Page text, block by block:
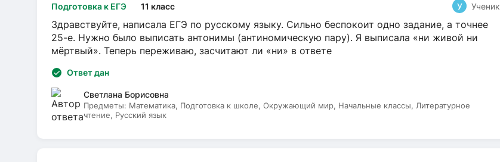
Подготовка к ЕГЭ 11 класс У Ученик
Здравствуйте, написала ЕГЭ по русскому языку. Сильно беспокоит одно задание, а точнее
25-е. Нужно было выписать антонимы (антиномическую пару). Я выписала «ни живой ни
мёртвый». Теперь переживаю, засчитают ли «ни» в ответе
Ответ дан
Светлана Борисовна
Предметы: Математика, Подготовка к школе, Окружающий мир, Начальные классы, Литературное
чтение, Русский язык